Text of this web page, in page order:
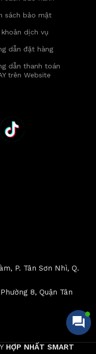
sách bảo mật
dịch vụ
dẫn đặt hàng
dẫn thanh toán
trên Website
P. Tân Sơn Nhì, Q.
8, Quận Tân
HỢP NHẤT SMART